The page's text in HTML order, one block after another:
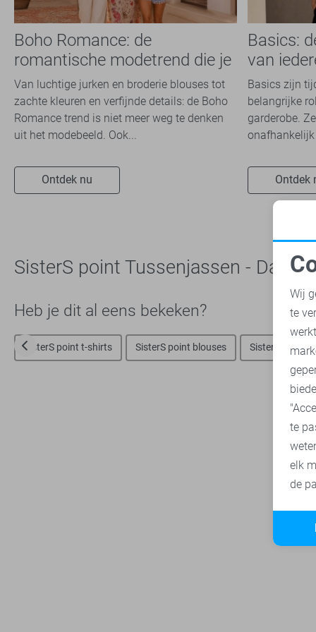
Red Button 5
Refined Department
Rino & Pelle 19
SisterS point 20
Tommy Jeans 13
TQ Amsterdam 4
Vila
Ydence
Boho Romance: de
romantische modetrend die je
dit seizoen overal ziet
Van luchtige jurken en broderie blouses tot
zachte kleuren en verfijnde details: de Boho
Romance trend is niet meer weg te denken
uit het modebeeld. Ook...
Ontdek nu
Basics:
van
Basics zijn
belangrijke
garderobe.
onafhankelijk
Ontdek
SisterS point Tussenjassen - Dames
Heb je dit al eens bekeken?
SisterS point t-shirts SisterS point blouses SisterS point
Wij
te
te
elk
de